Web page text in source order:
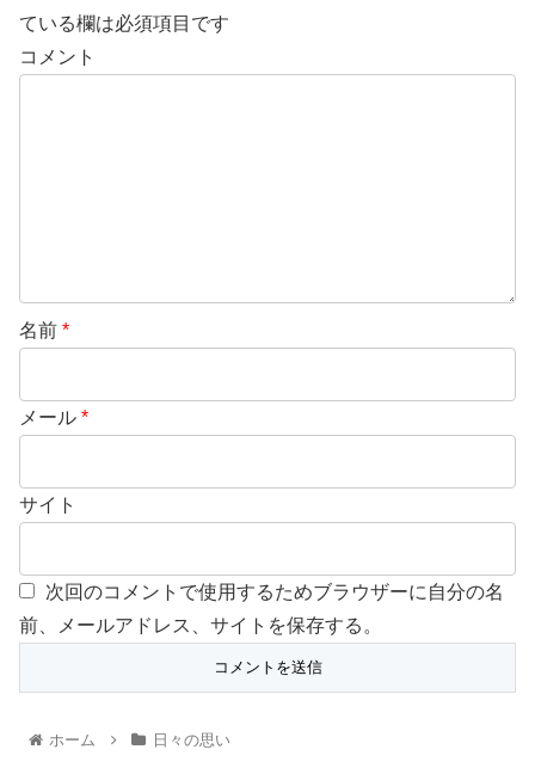
ている欄は必須項目です
コメント
名前 *
メール *
サイト
次回のコメントで使用するためブラウザーに自分の名
前、メールアドレス、サイトを保存する。
ホーム 日々の思い